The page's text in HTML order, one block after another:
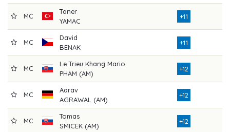
MC
Taner
YAMAC
+11
MC
David
BENAK
+11
MC
Le Trieu Khang Mario
PHAM (AM)
+12
MC
Aarav
AGRAWAL (AM)
+12
MC
Tomas
SMICEK (AM)
+12